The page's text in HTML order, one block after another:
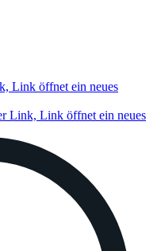
Link öffnet ein neues
Link, Link öffnet ein neues